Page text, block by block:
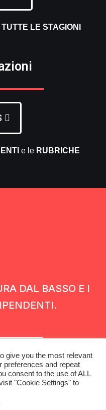
TUTTE LE STAGIONI
e le RUBRICHE
DAL BASSO E I
give you the most relevant
preferences and repeat
consent to the use of ALL
"Cookie Settings" to